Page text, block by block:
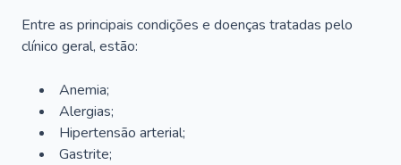
Entre as principais condições e doenças tratadas pelo
clínico geral, estão:
Anemia;
Alergias;
Hipertensão arterial;
Gastrite;